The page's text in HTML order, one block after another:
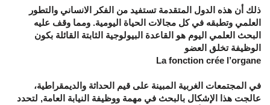
ذلك أن هذه الدول المتقدمة تستفيد من الفكر الانساني والتطور
العلمي وتطبقه في كل مجالات الحياة اليومية. ومما وقف عليه
البحث العلمي اليوم هو القاعدة البيولوجية الثابتة القائلة بكون
الوظيفة تخلق العضو
La fonction crée l’organe
في المجتمعات الغربية المبينة على قيم الحداثة والديمقراطية،
عالجت هذا الإشكال بالبحث في مهمة ووظيفة النيابة العامة, لتحدد